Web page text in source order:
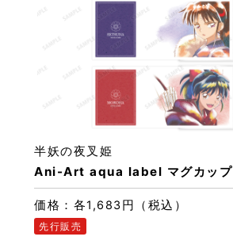
Ani-Art aqua label マグカップ
半妖の夜叉姫
価格：各1,683円（税込）
先行販売